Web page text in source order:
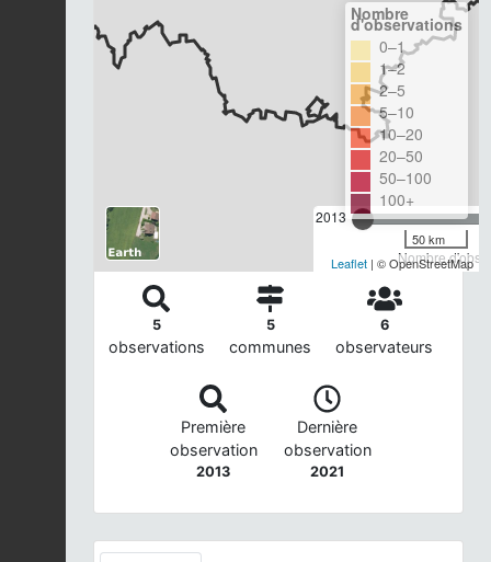
2013
Nombre
Nombre
d'observations
0–1
1–2
2–5
5–10
10–20
20–50
50–100
100+
50 km
Leaflet | © OpenStreetMap
5
observations
5
communes
6
observateurs
Première
observation
2013
Dernière
observation
2021